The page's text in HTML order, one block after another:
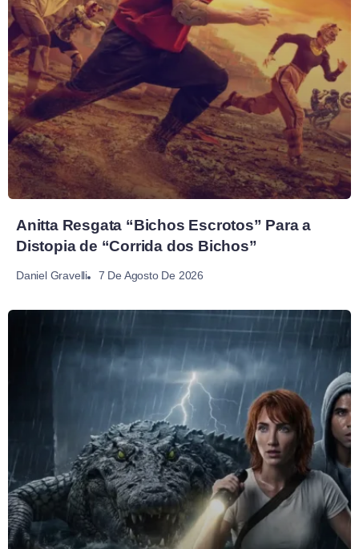
Anitta Resgata “Bichos Escrotos” Para a
Distopia de “Corrida dos Bichos”
Daniel Gravelli 7 De Agosto De 2026